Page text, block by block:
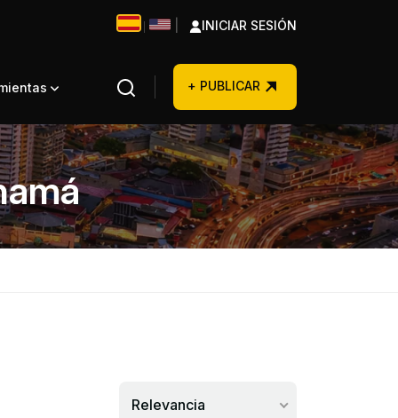
INICIAR SESIÓN
+ PUBLICAR
Relevancia